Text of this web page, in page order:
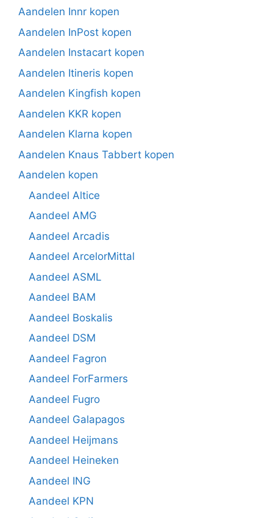
Aandelen Innr kopen
Aandelen InPost kopen
Aandelen Instacart kopen
Aandelen Itineris kopen
Aandelen Kingfish kopen
Aandelen KKR kopen
Aandelen Klarna kopen
Aandelen Knaus Tabbert kopen
Aandelen kopen
Aandeel Altice
Aandeel AMG
Aandeel Arcadis
Aandeel ArcelorMittal
Aandeel ASML
Aandeel BAM
Aandeel Boskalis
Aandeel DSM
Aandeel Fagron
Aandeel ForFarmers
Aandeel Fugro
Aandeel Galapagos
Aandeel Heijmans
Aandeel Heineken
Aandeel ING
Aandeel KPN